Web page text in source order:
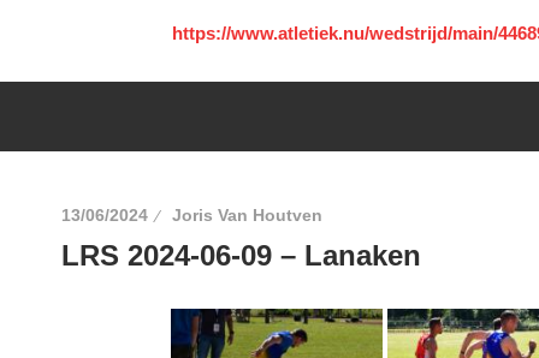
https://www.atletiek.nu/wedstrijd/main/
13/06/2024 Joris Van Houtven
LRS 2024-06-09 – Lanaken